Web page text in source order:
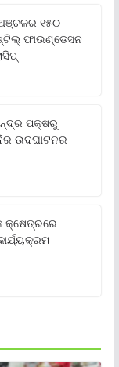
୧୫୦
ଷ୍ଟିଲ୍ ଫାଉଣ୍ଡେସନ
ପକ୍ଷରୁ
ଉଦଘାଟନର
କ୍ଷେତ୍ରରେ